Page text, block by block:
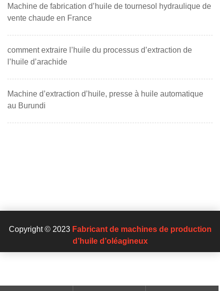
Machine de fabrication d’huile de tournesol hydraulique de
vente chaude en France
comment extraire l’huile du processus d’extraction de
l’huile d’arachide
Machine d’extraction d’huile, presse à huile automatique
au Burundi
Copyright © 2023 Fabricant de machines de production
d’huile d’oléagineux